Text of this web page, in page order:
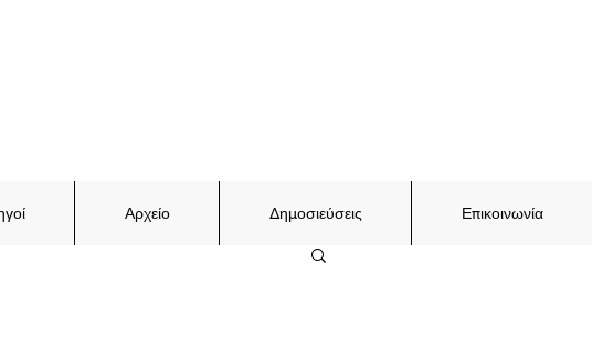
Αρχείο Δημοσιεύσεις Επικοινωνία